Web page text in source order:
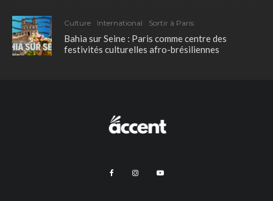
Culture International Sortir à Paris
Bahia sur Seine : Paris comme centre des
festivités culturelles afro-brésiliennes